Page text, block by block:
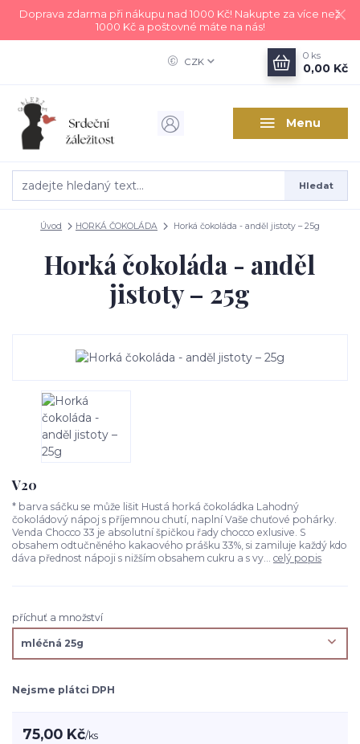
Doprava zdarma při nákupu nad 1000 Kč! Nakupte za více než
1000 Kč a poštovné máte na nás!
Menu
CZK
Hledat
0 ks
0,00 Kč
Úvod HORKÁ ČOKOLÁDA Horká čokoláda - anděl jistoty – 25g
Horká čokoláda - anděl
jistoty – 25g
V20
* barva sáčku se může lišit Hustá horká čokoládka Lahodný
čokoládový nápoj s příjemnou chutí, naplní Vaše chuťové pohárky.
Venda Chocco 33 je absolutní špičkou řady chocco exlusive. S
obsahem odtučněného kakaového prášku 33%, si zamiluje každý kdo
dáva přednost nápoji s nižším obsahem cukru a s vy... celý popis
příchuť a množství
Nejsme plátci DPH
75,00 Kč/ks